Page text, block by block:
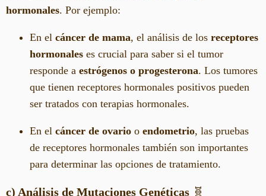
hormonales. Por ejemplo:
En el cáncer de mama, el análisis de los receptores
hormonales es crucial para saber si el tumor
responde a estrógenos o progesterona. Los tumores
que tienen receptores hormonales positivos pueden
ser tratados con terapias hormonales.
En el cáncer de ovario o endometrio, las pruebas
de receptores hormonales también son importantes
para determinar las opciones de tratamiento.
c) Análisis de Mutaciones Genéticas 🧬